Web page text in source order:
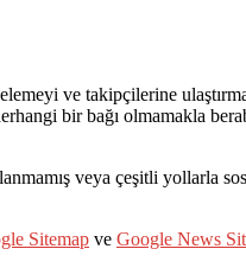
ve takipçilerine
bir bağı olmamakla
veya çeşitli yollarla
Sitemap ve Google News